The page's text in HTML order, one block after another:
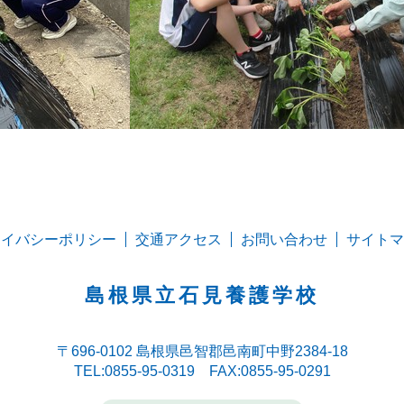
バシーポリシー 交通アクセス お問い合わせ サイト
島根県立石見養護学校
〒696-0102 島根県邑智郡邑南町中野2384-18
TEL:0855-95-0319 FAX:0855-95-0291